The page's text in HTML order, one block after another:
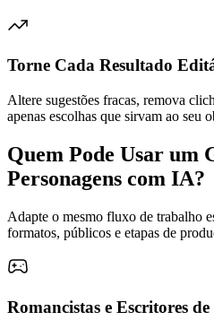
Torne Cada Resultado
Altere sugestões fracas, remova
apenas escolhas que sirvam ao seu
Quem Pode Usar um
Personagens com IA?
Adapte o mesmo fluxo de trabalho
formatos, públicos e etapas de
Romancistas e Escritores